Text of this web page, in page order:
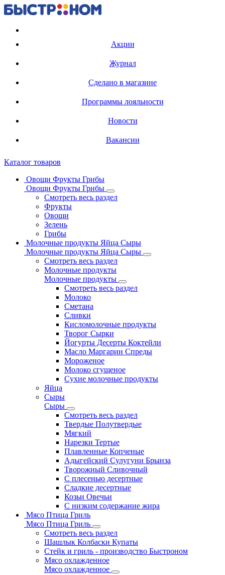
Акции
Журнал
Сделано в магазине
Программы лояльности
Новости
Вакансии
Каталог товаров
Овощи Фрукты Грибы
Овощи Фрукты Грибы
Смотреть весь раздел
Фрукты
Овощи
Зелень
Грибы
Молочные продукты Яйца Сыры
Молочные продукты Яйца Сыры
Смотреть весь раздел
Молочные продукты
Молочные продукты
Смотреть весь раздел
Молоко
Сметана
Сливки
Кисломолочные продукты
Творог Сырки
Йогурты Десерты Коктейли
Масло Маргарин Спреды
Мороженое
Молоко сгущеное
Сухие молочные продукты
Яйца
Сыры
Сыры
Смотреть весь раздел
Твердые Полутвердые
Мягкий
Нарезки Тертые
Плавленные Копченые
Адыгейский Сулугуни Брынза
Творожный Сливочный
С плесенью десертные
Сладкие десертные
Козьи Овечьи
С низким содержание жира
Мясо Птица Гриль
Мясо Птица Гриль
Смотреть весь раздел
Шашлык Колбаски Купаты
Стейк и гриль - производство Быстроном
Мясо охлажденное
Мясо охлажденное